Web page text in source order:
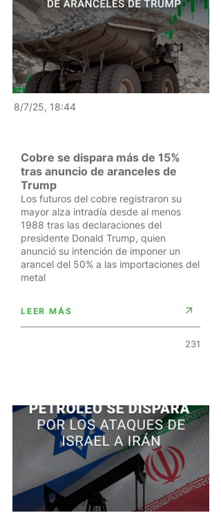
8/7/25, 18:44
Cobre se dispara más de 15%
tras anuncio de aranceles de
Trump
Los futuros del cobre registraron su
mayor alza intradía desde al menos
1988 tras las declaraciones del
presidente Donald Trump, quien
anunció su intención de imponer un
arancel del 50% a las importaciones del
metal
LEER MÁS
231